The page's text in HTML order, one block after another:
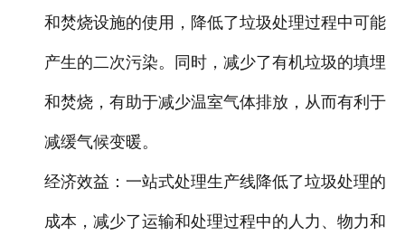
和焚烧设施的使用，降低了垃圾处理过程中可能
产生的二次污染。同时，减少了有机垃圾的填埋
和焚烧，有助于减少温室气体排放，从而有利于
减缓气候变暖。
经济效益 ：一站式处理生产线降低了垃圾处理的
成本，减少了运输和处理过程中的人力、物力和